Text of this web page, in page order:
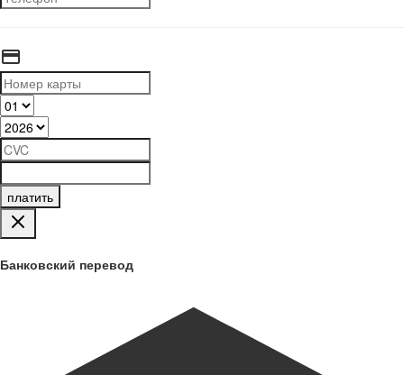
платить
Банковский перевод